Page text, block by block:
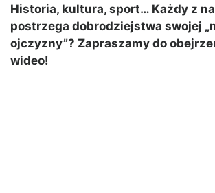
Historia, kultura, sport… Każdy z
postrzega dobrodziejstwa swojej
ojczyzny”? Zapraszamy do
wideo!